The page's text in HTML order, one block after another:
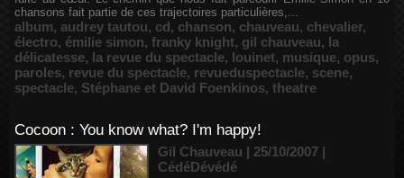
chansons fait partie de ces trajectoires particulières,...
album, audrey tautou, cd, chanson, chauveau, chevalier,
électro, émilie simon, franky knight, gil chauveau, la
délicatesse, la revue du spectacle, louinet, musique, opus,
paroles, revue du spectacle, revueduspectacle, scene,
spectacle, Stéphane et David Foenkinos, theatre
Cocoon : You know what? I'm happy!
Gil Chauveau | 25/10/2007 |
CédéDévédé